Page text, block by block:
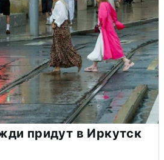
придут в Иркутск